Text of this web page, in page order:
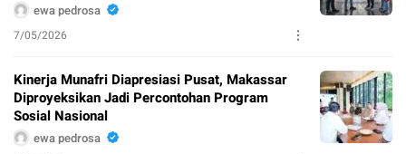
ewa pedrosa
7/05/2026
Kinerja Munafri Diapresiasi Pusat, Makassar
Diproyeksikan Jadi Percontohan Program
Sosial Nasional
ewa pedrosa